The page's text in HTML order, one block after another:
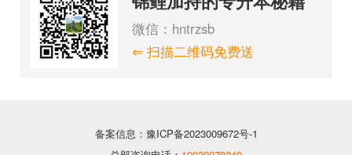
微信：hntrzsb
⇐ 扫描二维码免费送
备案信息：豫ICP备2023009672号-1